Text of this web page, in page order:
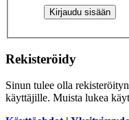
Rekisteröidy
Sinun tulee olla
käyttäjille. Muista lukea